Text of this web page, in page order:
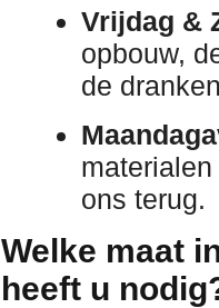
Vrijdag &
opbouw,
de
ons terug.
Welke maat
heeft u